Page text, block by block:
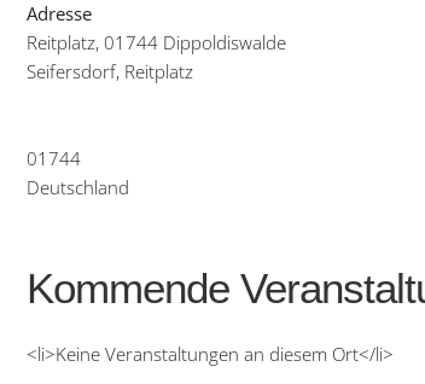
Adresse
Reitplatz, 01744 Dippoldiswalde
Seifersdorf, Reitplatz
01744
Deutschland
Kommende
<li>Keine Veranstaltungen an diesem Ort</li>